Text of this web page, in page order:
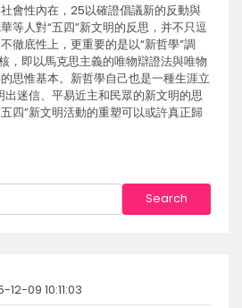
會性內在，25以確證倡議新的反動與
等人對“五四”新文明的反思，并不只逗
徹底性上，更重要的是以“新哲學”調
，即以馬克思主義的唯物辯證法與唯物
思惟基本。新哲學自己也是一種生涯立
出迷信、平易近主和民眾的新文明的思
四”新文明活動的重塑可以或許真正歸
Search
09 10:11:03